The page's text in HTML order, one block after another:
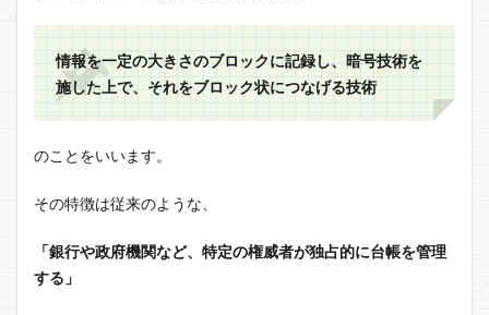
情報を一定の大きさのブロックに記録し、暗号技術を
施した上で、それをブロック状につなげる技術
のことをいいます。
その特徴は従来のような、
「銀行や政府機関など、特定の権威者が独占的に台帳を管理
する」